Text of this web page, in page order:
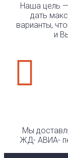
Наша цель
дать
варианты,
и

Мы
ЖД- АВИА-